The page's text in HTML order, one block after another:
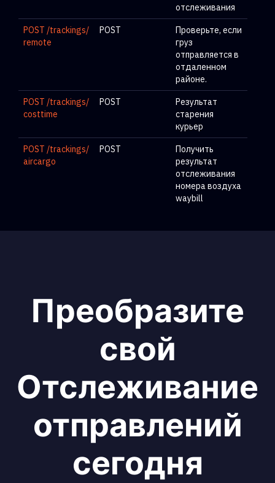
отслеживания
POST /trackings/
remote
POST
Проверьте, если
груз
отправляется в
отдаленном
районе.
POST /trackings/
costtime
POST
Результат
старения
курьер
POST /trackings/
aircargo
POST
Получить
результат
отслеживания
номера воздуха
waybill
Преобразите
свой
Отслеживание
отправлений
сегодня